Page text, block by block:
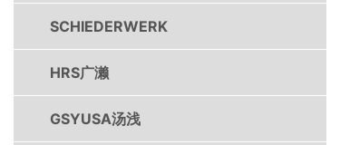
SCHIEDERWERK
HRS广濑
GSYUSA汤浅